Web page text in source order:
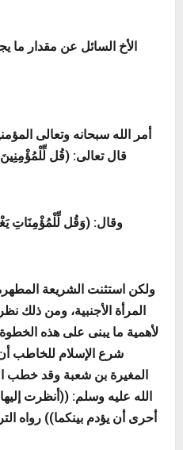
الأخ السائل عن مقدار ما
أمر الله سبحانه وتعالى
قال تعالى: (قُل
وقال: (وَقُل لِّلْمُؤْمِنَاتِ
ولكن استثنت الشريعة
المرأة الأجنبية، ومن ذلك
لأهمية ما يبنى على هذه
شرع الإسلام للخاطب
المغيرة بن شعبة وقد خطب
الله عليه وسلم: ((أنظرت
أحرى أن يؤدم بينكما)) رواه